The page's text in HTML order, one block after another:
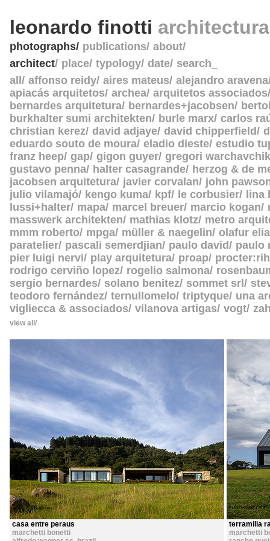
leonardo finotti
photographs publications about
architect place typology date search_
all
affonso reidy aires mateus alejandro aravena
apiacás arquitetos archea arquitetos associados
bernardes arquitetura
bernardes+jacobsen
burkhalter sumi architekten
burle marx carlos
christian kerez david adjaye david chipperfield
eduardo souto de moura eladio dieste estudio
franz heep gap gigon guyer gregori warchavchik
gustavo penna
halter casagrande
herzog & de
jacobsen arquitetura javier corvalan
john
julio vilamajó
kengo kuma kpf le corbusier
lina
lussi+halter mapa marcel breuer marcio kogan
masswerk architekten
mathias klotz metro
mmm roberto mpga müller & naegelin olafur
paratelier pascali semerdjian paulo david
paulo
pier luigi nervi
play arquitetura proap
rodrigo cerviño lopez rogelio salmona
sergio bernardes
solano benitez sommet srl
teodoro fernández ternullomelo triptyque una
vigliecca & associados vilanova artigas vogt
view all
casa entre peraus
marchetti bonetti
terramilia
marchetti